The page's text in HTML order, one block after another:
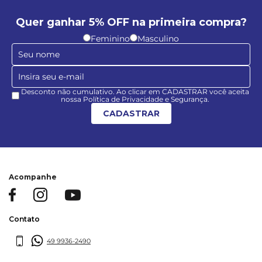
Quer ganhar 5% OFF na primeira compra?
Feminino Masculino
Desconto não cumulativo. Ao clicar em CADASTRAR você aceita
nossa Política de Privacidade e Segurança.
CADASTRAR
Acompanhe
Contato
49 9936-2490